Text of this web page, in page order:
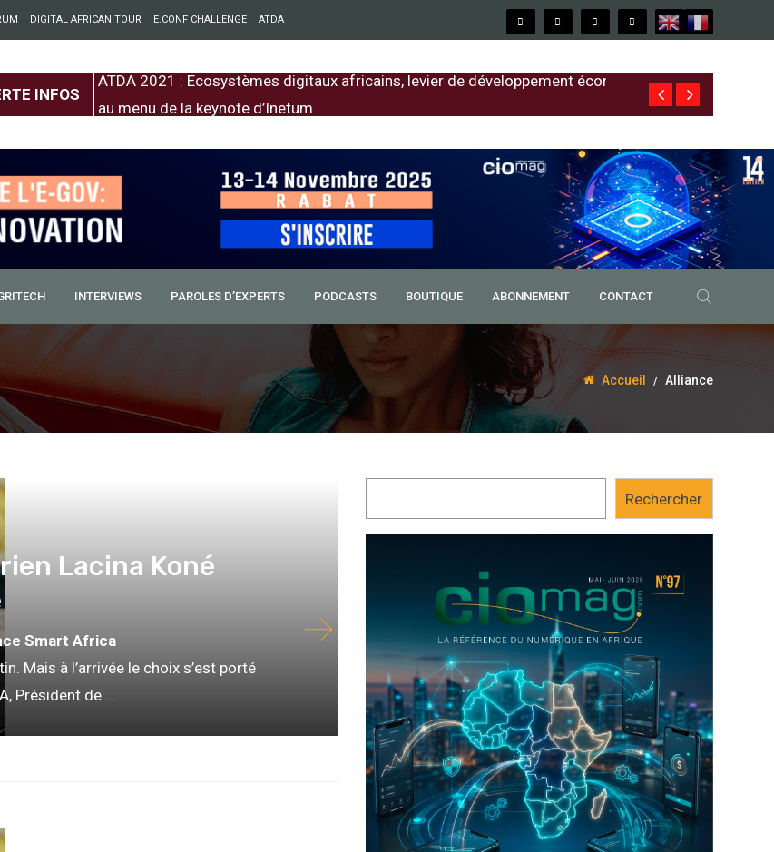
DIGITAL AFRICAN TOUR E.CONF CHALLENGE ATDA
INFOS
et
ATDA 2021 : Ecosystèmes digitaux africains, levier de développement économique
au menu de la keynote d’Inetum
Free au
INTERVIEWS PAROLES D’EXPERTS PODCASTS BOUTIQUE ABONNEMENT CONTACT
Accueil Alliance
Lacina Koné
Smart Africa
Mais à l’arrivée le choix s’est porté
Président de …
Rechercher